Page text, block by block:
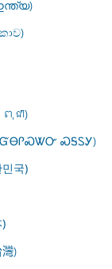
ជា)
ᏍᎦᏚᎩ)
국)
)